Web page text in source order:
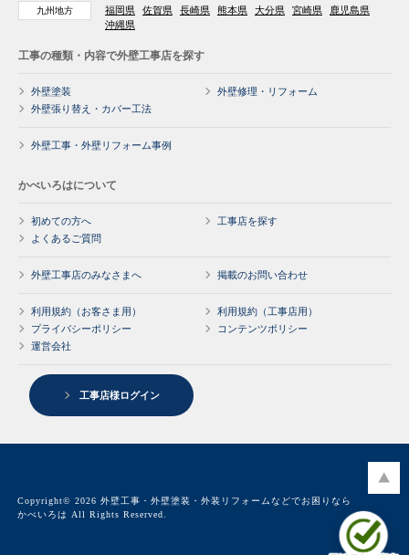
九州地方 福岡県 佐賀県 長崎県 熊本県 大分県 宮崎県
鹿児島県
沖縄県
工事の種類・内容で外壁工事店を探す
外壁塗装
外壁修理・リフォーム
外壁張り替え・カバー工法
外壁工事・外壁リフォーム事例
かべいろはについて
初めての方へ
工事店を探す
よくあるご質問
外壁工事店のみなさまへ 掲載のお問い合わせ
利用規約（お客さま用）
利用規約（工事店用）
プライバシーポリシー
コンテンツポリシー
運営会社
工事店様ログイン
Copyright© 2026 外壁工事・外壁塗装・外装リフォームなどでお困りなら
かべいろは All Rights Reserved.